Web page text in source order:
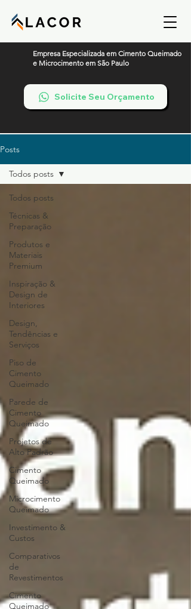
Empresa Especializada em Cimento Queimado
e Microcimento em São Paulo
Solicite Seu Orçamento
Posts
Todos posts
Técnicas &
Preparação
Produtos e
Materiais
Premium
Inspiração &
Design de
Interiores
Design,
Tendências e
Serviços
Piso de
Cimento
Queimado
Parede de
Cimento
Queimado
Projetos de
Alto Padrão
Cimento
Queimado
Microcimento
Queimado
Investimento &
Custos
Comparativos
de
Revestimentos
Cimento
Queimado
Todos posts